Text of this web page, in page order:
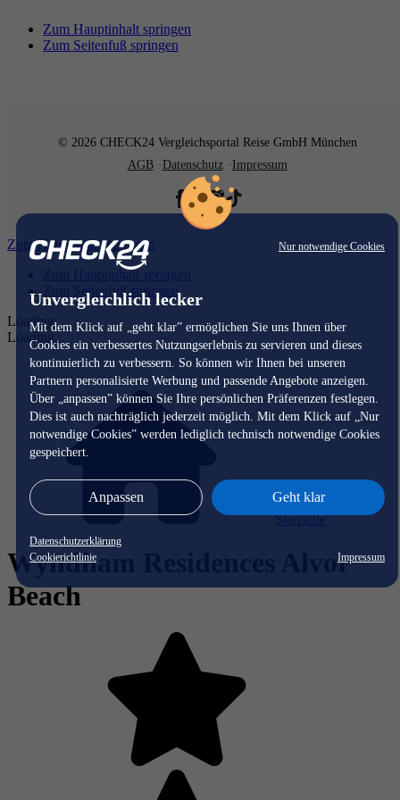
Nur notwendige Cookies
Unvergleichlich lecker
Mit dem Klick auf „geht klar” ermöglichen Sie uns Ihnen über
Cookies ein verbessertes Nutzungserlebnis zu servieren und dieses
kontinuierlich zu verbessern. So können wir Ihnen bei unseren
Partnern personalisierte Werbung und passende Angebote anzeigen.
Über „anpassen” können Sie Ihre persönlichen Präferenzen festlegen.
Dies ist auch nachträglich jederzeit möglich. Mit dem Klick auf „Nur
notwendige Cookies” werden lediglich technisch notwendige Cookies
gespeichert.
Anpassen Geht klar
Datenschutzerklärung
Cookierichtlinie
Impressum
Zum Hauptinhalt springen
Zum Seitenfuß springen
© 2026 CHECK24 Vergleichsportal Reise GmbH München
AGB
Datenschutz Impressum
Zum Hauptinhalt springen
Zum Hauptinhalt springen
Zum Seitenfuß springen
Loading...
Loading...
Startseite
Wyndham Residences Alvor
Beach